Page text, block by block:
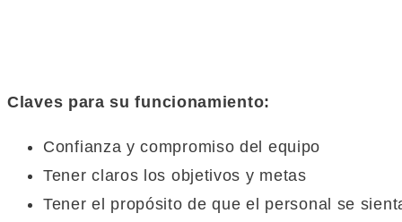
Claves para su funcionamiento:
Confianza y compromiso del equipo
Tener claros los objetivos y metas
Tener el propósito de que el personal se